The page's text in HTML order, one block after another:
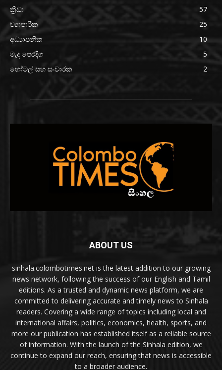
ක්‍රීඩා
57
ව්‍යාපාරික
25
අධ්‍යාපනික
10
මැද පෙරදිග
5
හෝටල් සහ සංචාරක
2
ABOUT US
sinhala.colombotimes.net is the latest addition to our growing
news network, following the success of our English and Tamil
editions. As a trusted and dynamic news platform, we are
committed to delivering accurate and timely news to Sinhala
readers. Covering a wide range of topics including local and
international affairs, politics, economics, health, sports, and
more our publication has established itself as a reliable source
of information. With the launch of the Sinhala edition, we
continue to expand our reach, ensuring that news is accessible
to a broader audience.